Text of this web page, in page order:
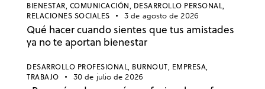
BIENESTAR, COMUNICACIÓN, DESARROLLO PERSONAL,
RELACIONES SOCIALES
3 de agosto de 2026
Qué hacer cuando sientes que tus amistades
ya no te aportan bienestar
DESARROLLO PROFESIONAL, BURNOUT, EMPRESA,
TRABAJO
30 de julio de 2026